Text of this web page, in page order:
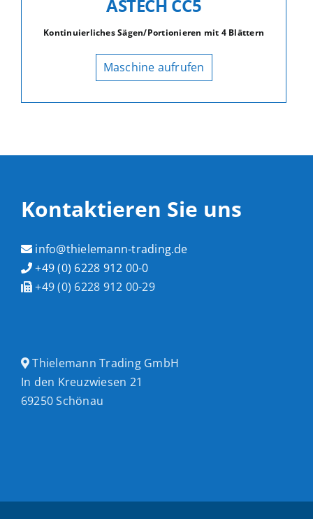
ASTECH CC5
Kontinuierliches Sägen/Portionieren mit 4 Blättern
Maschine aufrufen
Kontaktieren Sie uns
info@thielemann-trading.de
+49 (0) 6228 912 00-0
+49 (0) 6228 912 00-29
Thielemann Trading GmbH
In den Kreuzwiesen 21
69250 Schönau